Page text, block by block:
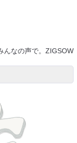
んなの声で。ZIGSOW